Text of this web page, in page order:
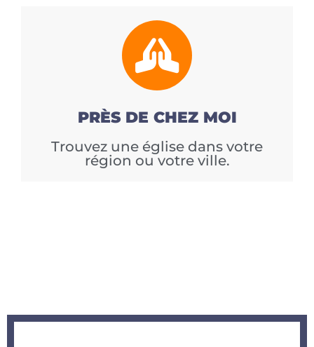
PRÈS DE CHEZ MOI
Trouvez une église dans votre
région ou votre ville.